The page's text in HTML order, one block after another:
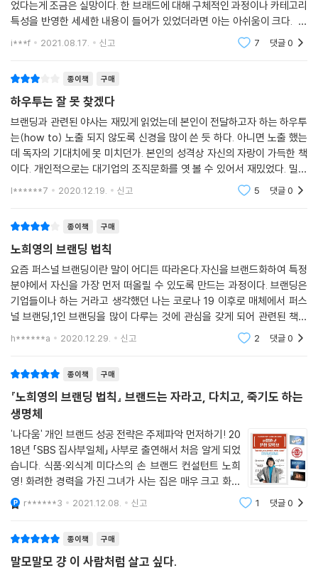
★★ 한끗 차이에 목숨을 걸어라!
CJ에서 글로벌 상품으로 준비하던 것은 ‘고추장’이었다. 하지만 저자는 고
추장은 성공할 수 없다고 확신하고 대신 만두를 제안하며 오너를 설득했
다. 이렇게 탄생한 비비고 만두는 출시된 지 얼마 지나지 않아 국내 1위 ‘고
향만두’와 미국 1위 ‘링링’을 제치고 국내, 미국 1위라는 기록을 달성했다.
‘비비고’ 만두 개발과 동시에 노희영은 전국의 만둣집들을 다니며 표본을
모았고, 샘플 만두를 100접시나 먹을 만큼 끈질기게 테스트한 끝에 최상
성들이 좋아할 만한 한입 크기의 만두를 선보였다. 시장에 따라 다른 콘셉
트의 만두를 출시한 것이다. 이외에도 세계인이 사랑하는 브랜드 ‘비비
고’를 만들어낸 저자의 공격적인 마케팅 전략이 담겨 있어 기획부터 상품
개발, 마케팅, 영업까지 브랜딩 전 단계를 한눈에 읽을 수 있다.
동네 잡화점이었던 ‘올리브영’은
어떻게 독보적인 편집숍으로 재탄생했을까?
★★ 한번 들어오면 나갈 수 없는 곳으로 만들어라!
노희영이 리뉴얼을 맡은 2012년 이전까지, ‘올리브영’은 편의점인지 약국
인지 잡화점인지 정체성이 모호한 브랜드였다. 게다가 다른 대기업에서 비
슷한 콘셉트의 매장들이 우후죽순 생겨나고 있었다. 고객에게 외면당하던
‘올리브영’은 어떻게 동네마다 꼭 하나씩은 있는 1등 편집숍이 될 수 있었
을까?
저자는 ‘올리브영’ 리뉴얼을 맡으며, 매장에 체류하는 시간이 늘어나도록
공간을 다시 구성해야겠다고 생각했다. 먼저 젊은 여성의 마음을 사로잡기
위해 ‘여자들의 놀이터’를 콘셉트로 해 매장 진열방식과 인테리어를 모두
바꿨다. 특히 비누, 바디워시 같은 제품도 직접 쓸 수 있도록 세면대를 설치
었다는게 조금은 실망이다. 한 브래드에 대해 구체적인 과정이나 카테고리
특성을 반영한 세세한 내용이 들어가 있었더라면 아는 아쉬움이 크다. 본
인이 한 브랜드를 나열하는 식에 그쳤다. 대중적인 브랜드를 기획한 사람
i***f 2021.08.17. 신고 7 댓글0
종이책 구매
하우투는 잘 못 찾겠다
브랜딩과 관련된 야사는 재밌게 읽었는데 본인이 전달하고자 하는 하우투
는(how to) 노출 되지 않도록 신경을 많이 쓴 듯 하다. 아니면 노출 했는
데 독자의 기대치에 못 미치던가. 본인의 성격상 자신의 자랑이 가득한 책
이다. 개인적으로는 대기업의 조직문화를 엿 볼 수 있어서 재밌었다. 밀어
붙이기에.달인 이셨던 것 같다. 그 와중에 해서는 안 될 것도 하셨다고 스스
l******7 2020.12.19. 신고 5 댓글0
종이책 구매
노희영의 브랜딩 법칙
요즘 퍼스널 브랜딩이란 말이 어디든 따라온다.자신을 브랜드화하여 특정
분야에서 자신을 가장 먼저 떠올릴 수 있도록 만드는 과정이다. 브랜딩은
기업들이나 하는 거라고 생각했던 나는 코로나 19 이후로 매체에서 퍼스
널 브랜딩,1인 브랜딩을 많이 다루는 것에 관심을 갖게 되어 관련된 책을
사서 읽고 있던 중 노희영의 브랜딩 법칙을 만나게 되었다.
h******a 2020.12.29. 신고 2 댓글0
종이책 구매
『노희영의 브랜딩 법칙』 브랜드는 자라고, 다치고, 죽기도 하는
생명체
'나다움' 개인 브랜드 성공 전략은 주제파악 먼저하기! 20
18년 「SBS 집사부일체」 사부로 출연해서 처음 알게 되었
습니다. 식품·외식계 미다스의 손 브랜드 컨설턴트 노희
영! 화려한 경력을 가진 그녀가 사는 집은 매우 크고 화려
했어요. 대놓고 "나 성공한 사람이다"라고 자랑하고 있었
죠. 멋짐 한가득으로 풍성하게 직접 차린 식탁 위 음식들
r******3 2021.12.08. 신고 1 댓글0
종이책 구매
말모말모 걍 이 사람처럼 살고 싶다.